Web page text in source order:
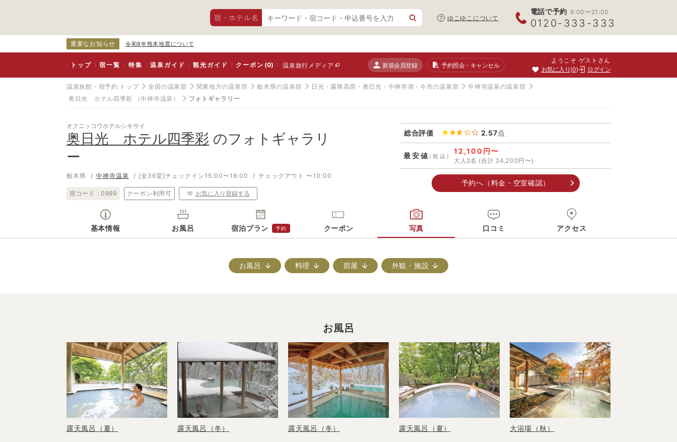
宿・ホテル名 ゆこゆこについて
電話で予約 9:00〜21:00
0120-333-333
重要なお知らせ 令和8年熊本地震について
トップ 宿一覧 特集 温泉ガイド 観光ガイド クーポン(0) 温泉旅行メディア 新規会員登録 予約照会・キャンセル
ようこそ ゲストさん
お気に入り 0 ログイン
温泉旅館・宿予約 トップ 全国の温泉宿 関東地方の温泉宿 栃木県の温泉宿 日光・霧降高原・奥日光・中禅寺湖・今市の温泉宿
中禅寺温泉の温泉宿
奥日光 ホテル四季彩
（中禅寺温泉） フォトギャラリー
オクニッコウホテルシキサイ
奥日光 ホテル四季彩 のフォトギャラリ
ー
栃木県 中禅寺温泉 [全36室]チェックイン15:00〜18:00 チェックアウト 〜10:00
宿コード : 0999 クーポン利用可 お気に入り登録する
総合評価 2.57点
最安値 (税込)
12,100円〜
大人2名 (合計 24,200円〜)
予約へ（料金・空室確認）
基本情報 お風呂 宿泊プラン 予約 クーポン 写真 口コミ アクセス
お風呂 料理 部屋 外観・施設
お風呂
露天風呂（夏） 露天風呂（冬） 露天風呂（冬） 露天風呂（夏） 大浴場（秋）